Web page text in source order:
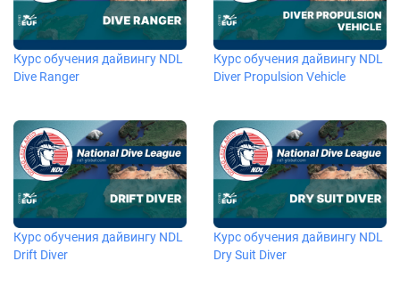
Курс обучения дайвингу NDL
Dive Ranger
Курс обучения дайвингу NDL
Diver Propulsion Vehicle
Курс обучения дайвингу NDL
Drift Diver
Курс обучения дайвингу NDL
Dry Suit Diver